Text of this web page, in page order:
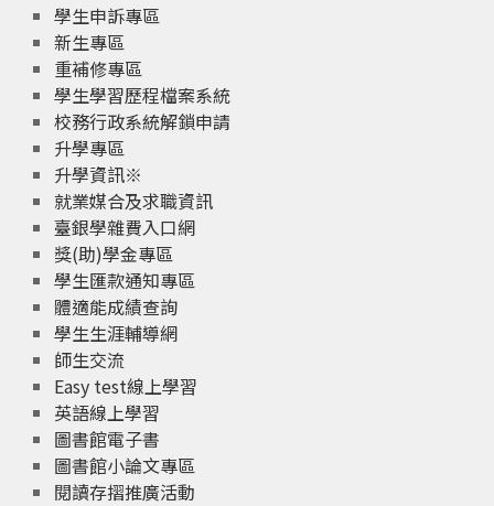
學生申訴專區
新生專區
重補修專區
學生學習歷程檔案系統
校務行政系統解鎖申請
升學專區
升學資訊※
就業媒合及求職資訊
臺銀學雜費入口網
獎(助)學金專區
學生匯款通知專區
體適能成績查詢
學生生涯輔導網
師生交流
Easy test線上學習
英語線上學習
圖書館電子書
圖書館小論文專區
閱讀存摺推廣活動